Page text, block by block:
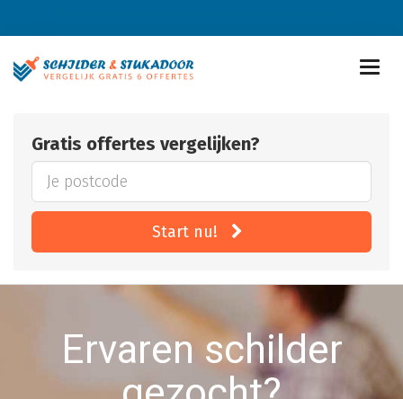
Gratis offertes vergelijken?
Start nu!
Ervaren schilder